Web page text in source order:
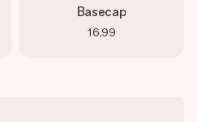
Basecap
16,99